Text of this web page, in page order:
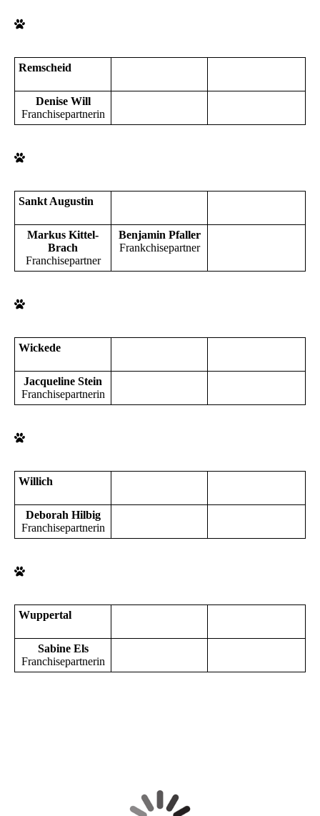
Remscheid
Denise Will
Franchisepartnerin
Sankt Augustin
Markus Kittel-
Brach
Franchisepartner
Benjamin Pfaller
Frankchisepartner
Wickede
Jacqueline Stein
Franchisepartnerin
Willich
Deborah Hilbig
Franchisepartnerin
Wuppertal
Sabine Els
Franchisepartnerin